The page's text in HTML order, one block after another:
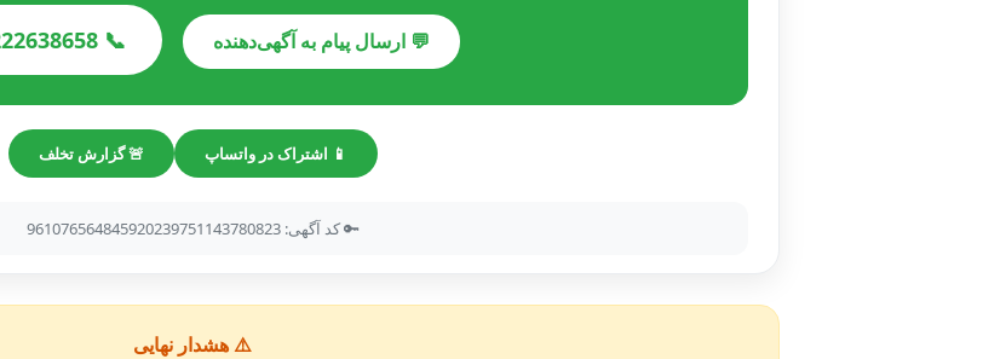
💬 ارسال پیام به آگهی‌دهنده 📞 09222638658
📱 اشتراک در واتساپ 🚨 گزارش تخلف
🔑 کد آگهی: 961076564845920239751143780823
⚠️ هشدار نهایی